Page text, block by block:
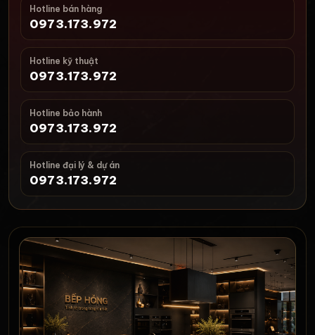
Hotline bán hàng
0973.173.972
Hotline kỹ thuật
0973.173.972
Hotline bảo hành
0973.173.972
Hotline đại lý & dự án
0973.173.972